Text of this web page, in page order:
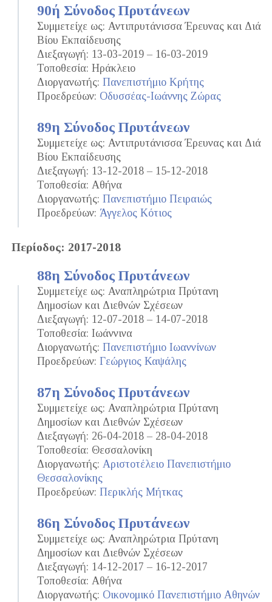
90ή Σύνοδος Πρυτάνεων
Συμμετείχε ως: Αντιπρυτάνισσα Έρευνας και Διά
Βίου Εκπαίδευσης
Διεξαγωγή: 13-03-2019 – 16-03-2019
Τοποθεσία: Ηράκλειο
Διοργανωτής: Πανεπιστήμιο Κρήτης
Προεδρεύων: Οδυσσέας-Ιωάννης Ζώρας
89η Σύνοδος Πρυτάνεων
Συμμετείχε ως: Αντιπρυτάνισσα Έρευνας και Διά
Βίου Εκπαίδευσης
Διεξαγωγή: 13-12-2018 – 15-12-2018
Τοποθεσία: Αθήνα
Διοργανωτής: Πανεπιστήμιο Πειραιώς
Προεδρεύων: Άγγελος Κότιος
Περίοδος: 2017-2018
88η Σύνοδος Πρυτάνεων
Συμμετείχε ως: Αναπληρώτρια Πρύτανη
Δημοσίων και Διεθνών Σχέσεων
Διεξαγωγή: 12-07-2018 – 14-07-2018
Τοποθεσία: Ιωάννινα
Διοργανωτής: Πανεπιστήμιο Ιωαννίνων
Προεδρεύων: Γεώργιος Καψάλης
87η Σύνοδος Πρυτάνεων
Συμμετείχε ως: Αναπληρώτρια Πρύτανη
Δημοσίων και Διεθνών Σχέσεων
Διεξαγωγή: 26-04-2018 – 28-04-2018
Τοποθεσία: Θεσσαλονίκη
Διοργανωτής: Αριστοτέλειο Πανεπιστήμιο
Θεσσαλονίκης
Προεδρεύων: Περικλής Μήτκας
86η Σύνοδος Πρυτάνεων
Συμμετείχε ως: Αναπληρώτρια Πρύτανη
Δημοσίων και Διεθνών Σχέσεων
Διεξαγωγή: 14-12-2017 – 16-12-2017
Τοποθεσία: Αθήνα
Διοργανωτής: Οικονομικό Πανεπιστήμιο Αθηνών